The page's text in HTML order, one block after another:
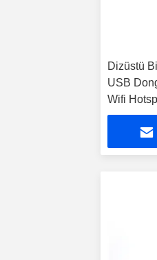
Dizüstü
USB
Wifi